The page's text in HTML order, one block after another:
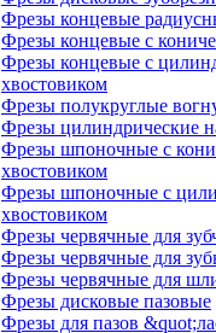
Фрезы концевые
Фрезы концевые с
Фрезы концевые с
хвостовиком
Фрезы полукруглые
Фрезы цилиндрические
Фрезы шпоночные с
хвостовиком
Фрезы шпоночные с
хвостовиком
Фрезы червячные для
Фрезы червячные для
Фрезы червячные для
Фрезы дисковые пазовые
Фрезы для пазов